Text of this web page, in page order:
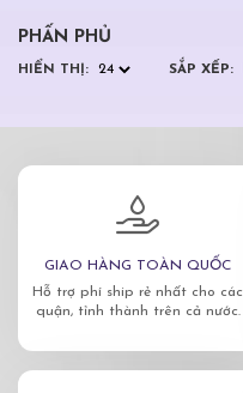
PHẤN PHỦ
HIỂN THỊ: SẮP XẾP:
GIAO HÀNG TOÀN QUỐC
Hỗ trợ phí ship rẻ nhất cho các
quận, tỉnh thành trên cả nước.